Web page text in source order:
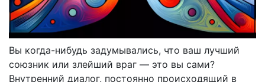
Вы когда-нибудь задумывались, что ваш лучший
союзник или злейший враг — это вы сами?
Внутренний диалог, постоянно происходящий в